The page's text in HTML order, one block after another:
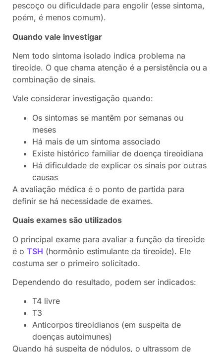
pescoço ou dificuldade para engolir (esse sintoma,
poém, é menos comum).
Quando vale investigar
Nem todo sintoma isolado indica problema na
tireoide. O que chama atenção é a persistência ou a
combinação de sinais.
Vale considerar investigação quando:
Os sintomas se mantêm por semanas ou
meses
Há mais de um sintoma associado
Existe histórico familiar de doença tireoidiana
Há dificuldade de explicar os sinais por outras
causas
A avaliação médica é o ponto de partida para
definir se há necessidade de exames.
Quais exames são utilizados
O principal exame para avaliar a função da tireoide
é o TSH (hormônio estimulante da tireoide). Ele
costuma ser o primeiro solicitado.
Dependendo do resultado, podem ser indicados:
T4 livre
T3
Anticorpos tireoidianos (em suspeita de
doenças autoimunes)
Quando há suspeita de nódulos, o ultrassom de